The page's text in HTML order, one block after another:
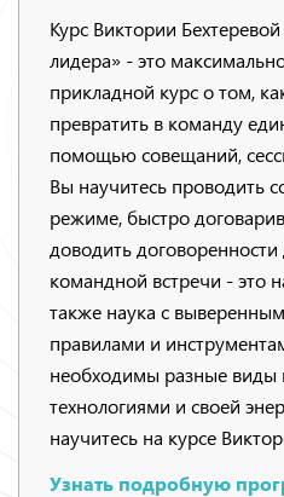
Курс Виктории
лидера» - это
прикладной курс о том,
превратить в команду
помощью совещаний,
Вы научитесь проводить
режиме, быстро
доводить договоренности
командной встречи - это
также наука с
правилами и
необходимы разные виды
технологиями и своей
научитесь на курсе
Узнать подробную